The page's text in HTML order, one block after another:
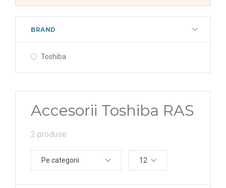
BRAND
Toshiba
Accesorii Toshiba RAS
2 produse
Pe categorii 12